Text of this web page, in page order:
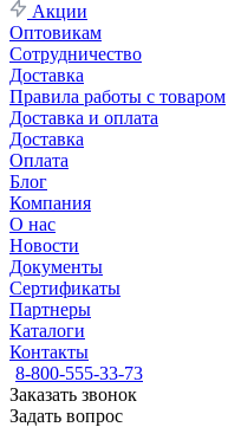
Акции
Оптовикам
Сотрудничество
Доставка
Правила работы с товаром
Доставка и оплата
Доставка
Оплата
Блог
Компания
О нас
Новости
Документы
Сертификаты
Партнеры
Каталоги
Контакты
8-800-555-33-73
Заказать звонок
Задать вопрос